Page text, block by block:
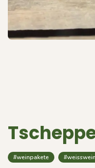
#weinpakete #weisswein